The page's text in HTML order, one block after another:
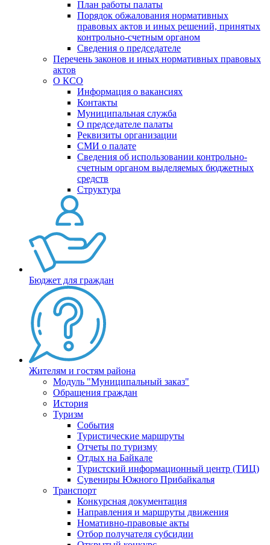
План работы палаты
Порядок обжалования нормативных
правовых актов и иных решений, принятых
контрольно-счетным органом
Сведения о председателе
Перечень законов и иных нормативных правовых
актов
О КСО
Информация о вакансиях
Контакты
Муниципальная служба
О председателе палаты
Реквизиты организации
СМИ о палате
Сведения об использовании контрольно-
счетным органом выделяемых бюджетных
средств
Структура
Бюджет для граждан
Жителям и гостям района
Модуль "Муниципальный заказ"
Обращения граждан
История
Туризм
События
Туристические маршруты
Отчеты по туризму
Отдых на Байкале
Туристский информационный центр (ТИЦ)
Сувениры Южного Прибайкалья
Транспорт
Конкурсная документация
Направления и маршруты движения
Номативно-правовые акты
Отбор получателя субсидии